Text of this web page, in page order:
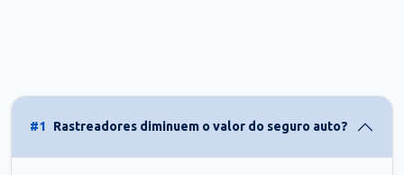
#1 Rastreadores diminuem o valor do seguro auto?